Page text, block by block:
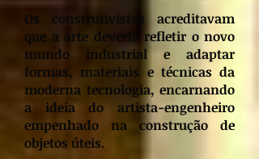
Os construtivistas acreditavam
que a arte deveria refletir o novo
mundo industrial e adaptar
formas, materiais e técnicas da
moderna tecnologia, encarnando
a ideia do artista-engenheiro
empenhado na construção de
objetos úteis.